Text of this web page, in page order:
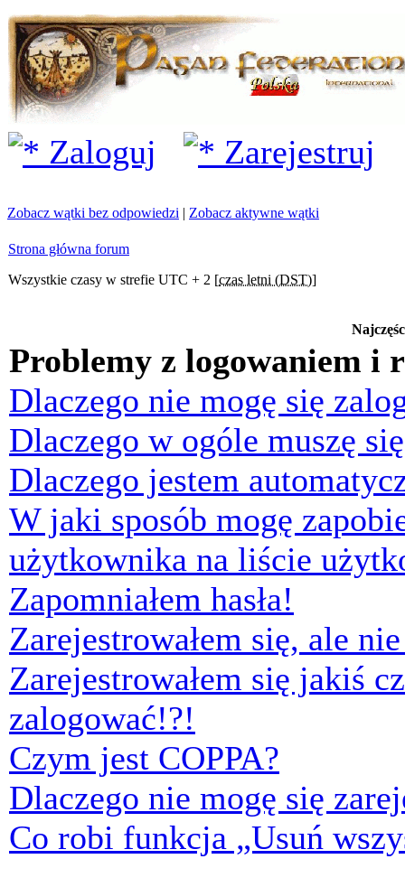
Zaloguj Zarejestruj
Zobacz wątki bez odpowiedzi | Zobacz aktywne wątki
Strona główna forum
Wszystkie czasy w strefie UTC + 2 [czas letni (DST)]
Problemy z logowaniem i
Dlaczego nie mogę się
Dlaczego w ogóle muszę
Dlaczego jestem
W jaki sposób mogę
użytkownika na liście
Zapomniałem hasła!
Zarejestrowałem się, ale
Zarejestrowałem się jakiś
zalogować!?!
Czym jest COPPA?
Dlaczego nie mogę się
Co robi funkcja „Usuń